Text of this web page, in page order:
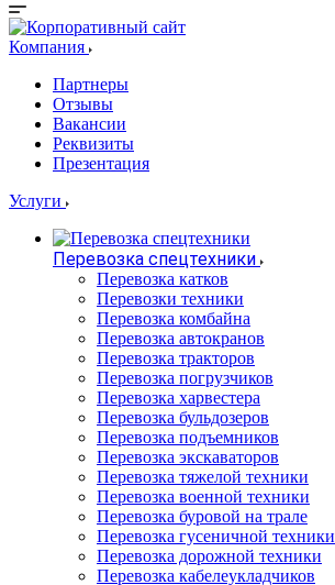
Компания
Партнеры
Отзывы
Вакансии
Реквизиты
Презентация
Услуги
Перевозка спецтехники
Перевозка катков
Перевозки техники
Перевозка комбайна
Перевозка автокранов
Перевозка тракторов
Перевозка погрузчиков
Перевозка харвестера
Перевозка бульдозеров
Перевозка подъемников
Перевозка экскаваторов
Перевозка тяжелой техники
Перевозка военной техники
Перевозка буровой на трале
Перевозка гусеничной техники
Перевозка дорожной техники
Перевозка кабелеукладчиков